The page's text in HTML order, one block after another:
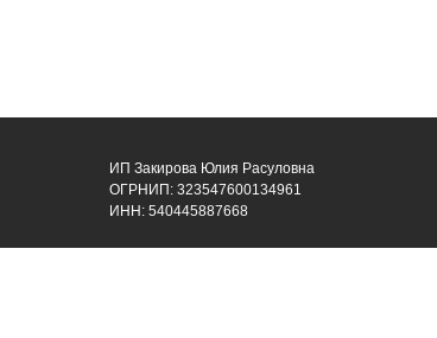
ИП Закирова Юлия Расуловна
ОГРНИП: 323547600134961
ИНН: 540445887668